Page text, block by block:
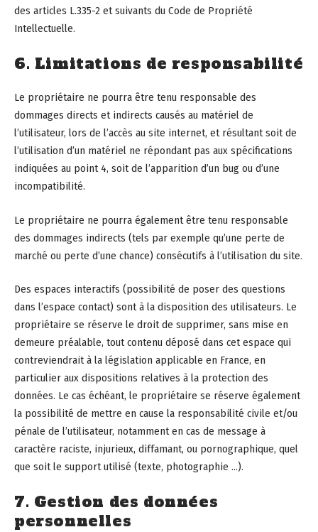
des articles L.335-2 et suivants du Code de Propriété
Intellectuelle.
6. Limitations de responsabilité
Le propriétaire ne pourra être tenu responsable des
dommages directs et indirects causés au matériel de
l’utilisateur, lors de l’accès au site internet, et résultant soit de
l’utilisation d’un matériel ne répondant pas aux spécifications
indiquées au point 4, soit de l’apparition d’un bug ou d’une
incompatibilité.
Le propriétaire ne pourra également être tenu responsable
des dommages indirects (tels par exemple qu’une perte de
marché ou perte d’une chance) consécutifs à l’utilisation du site.
Des espaces interactifs (possibilité de poser des questions
dans l’espace contact) sont à la disposition des utilisateurs. Le
propriétaire se réserve le droit de supprimer, sans mise en
demeure préalable, tout contenu déposé dans cet espace qui
contreviendrait à la législation applicable en France, en
particulier aux dispositions relatives à la protection des
données. Le cas échéant, le propriétaire se réserve également
la possibilité de mettre en cause la responsabilité civile et/ou
pénale de l’utilisateur, notamment en cas de message à
caractère raciste, injurieux, diffamant, ou pornographique, quel
que soit le support utilisé (texte, photographie …).
7. Gestion des données
personnelles